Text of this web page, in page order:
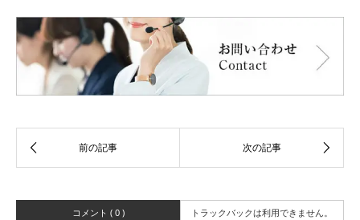
コメント ( 0 ) トラックバックは利用できません。